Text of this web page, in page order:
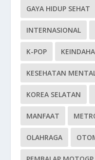
GAYA HIDUP SEHAT
INTERNASIONAL
K-POP
KESEHATAN
KOREA SELATAN
MANFAAT
OLAHRAGA